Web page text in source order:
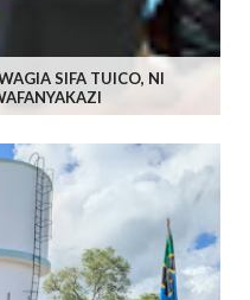
SIFA TUICO, NI